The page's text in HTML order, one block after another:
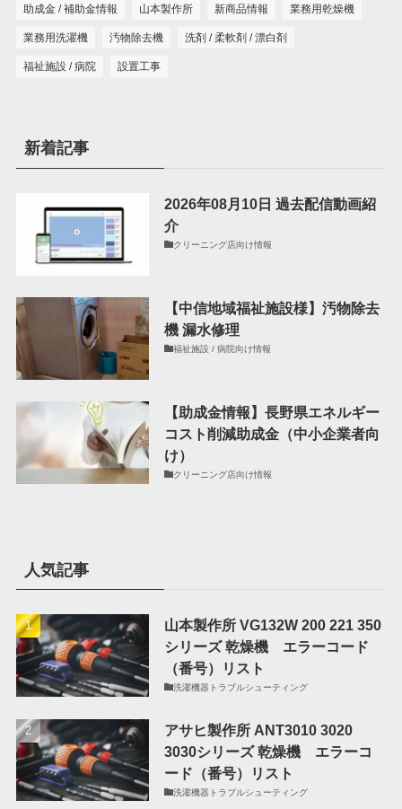
助成金 / 補助金情報 山本製作所 新商品情報 業務用乾燥機
業務用洗濯機 汚物除去機 洗剤 / 柔軟剤 / 漂白剤
福祉施設 / 病院 設置工事
新着記事
2026年08月10日 過去配信動画紹
介
クリーニング店向け情報
【中信地域福祉施設様】汚物除去
機 漏水修理
福祉施設 / 病院向け情報
【助成金情報】長野県エネルギー
コスト削減助成金（中小企業者向
け）
クリーニング店向け情報
人気記事
山本製作所 VG132W 200 221 350
シリーズ 乾燥機 エラーコード
（番号）リスト
洗濯機器トラブルシューティング
アサヒ製作所 ANT3010 3020
3030シリーズ 乾燥機 エラーコ
ード（番号）リスト
洗濯機器トラブルシューティング